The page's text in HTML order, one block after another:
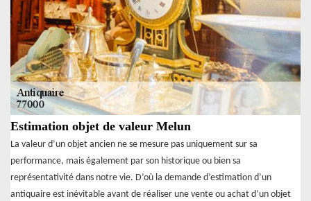
Estimation objet de valeur Melun
La valeur d’un objet ancien ne se mesure pas uniquement sur sa
performance, mais également par son historique ou bien sa
représentativité dans notre vie. D’où la demande d’estimation d’un
antiquaire est inévitable avant de réaliser une vente ou achat d’un objet